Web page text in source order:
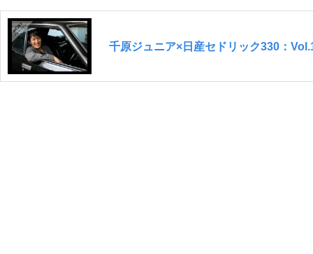
千原ジュニア×日産セドリック330：